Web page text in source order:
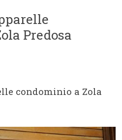
Predosa
condominio a Zola